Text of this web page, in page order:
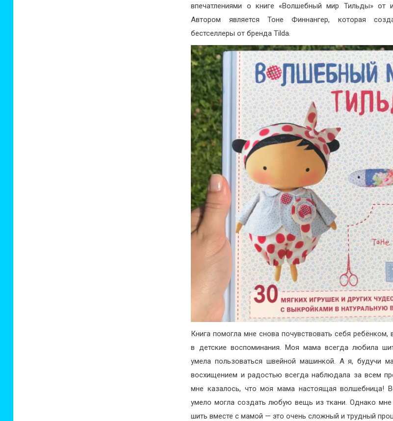
впечатлениями о книге «Волшебный мир Тильды» от
Автором является Тоне Финнангер, которая
бестселлеры от бренда Tilda.
Книга помогла мне снова почувствовать себя ребёнком,
в детские воспоминания. Моя мама всегда любила
умела пользоваться швейной машинкой. А я, будучи
восхищением и радостью всегда наблюдала за всем
мне казалось, что моя мама настоящая волшебница!
умело могла создать любую вещь из ткани. Однако мне
шить вместе с мамой — это очень сложный и трудный